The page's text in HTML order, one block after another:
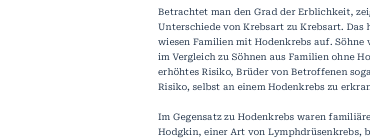
Betrachtet man den Grad der Erblichkeit,
Unterschiede von Krebsart zu Krebsart. Das
wiesen Familien mit Hodenkrebs auf.
im Vergleich zu Söhnen aus Familien ohne
erhöhtes Risiko, Brüder von Betroffenen
Risiko, selbst an einem Hodenkrebs zu
Im Gegensatz zu Hodenkrebs waren
Hodgkin, einer Art von Lymphdrüsenkrebs,